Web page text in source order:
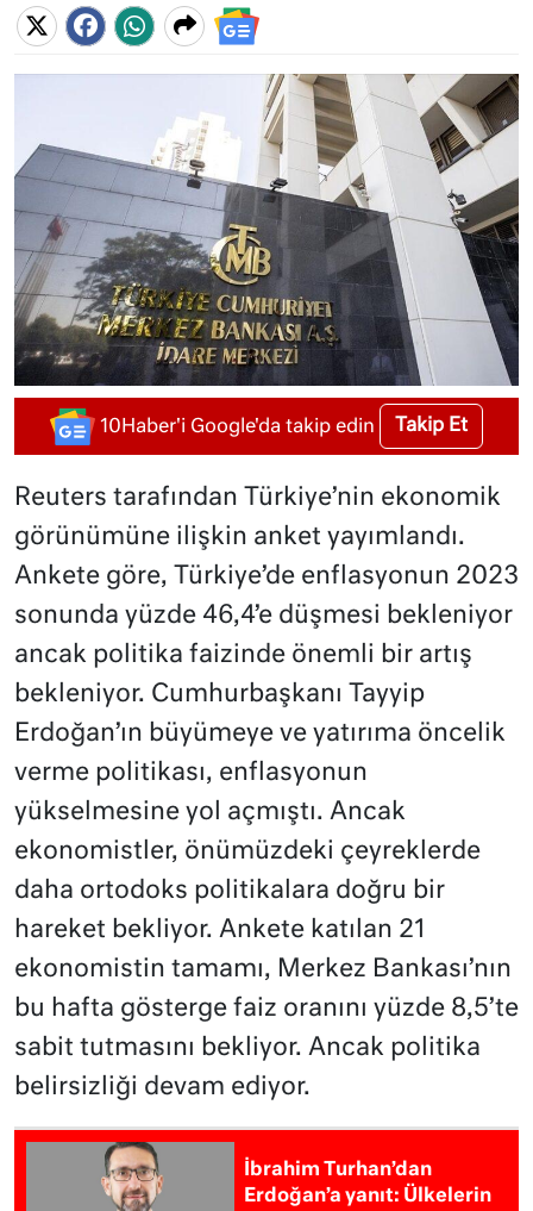
10Haber'i Google'da takip edin Takip Et
Reuters tarafından Türkiye’nin ekonomik
görünümüne ilişkin anket yayımlandı.
Ankete göre, Türkiye’de enflasyonun 2023
sonunda yüzde 46,4’e düşmesi bekleniyor
ancak politika faizinde önemli bir artış
bekleniyor. Cumhurbaşkanı Tayyip
Erdoğan’ın büyümeye ve yatırıma öncelik
verme politikası, enflasyonun
yükselmesine yol açmıştı. Ancak
ekonomistler, önümüzdeki çeyreklerde
daha ortodoks politikalara doğru bir
hareket bekliyor. Ankete katılan 21
ekonomistin tamamı, Merkez Bankası’nın
bu hafta gösterge faiz oranını yüzde 8,5’te
sabit tutmasını bekliyor. Ancak politika
belirsizliği devam ediyor.
İbrahim Turhan’dan
Erdoğan’a yanıt: Ülkelerin